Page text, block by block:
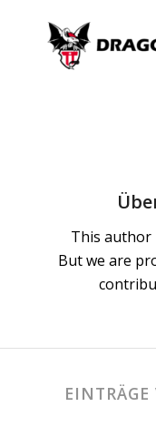
This author
But we are